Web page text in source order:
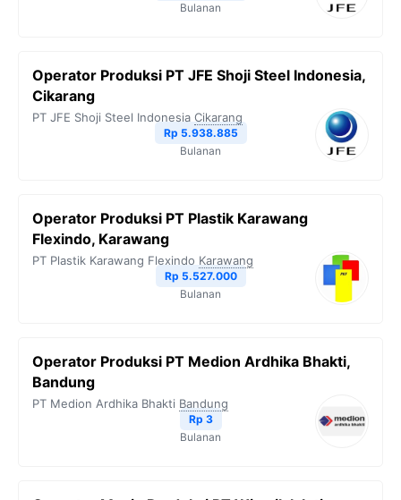
Bulanan
Operator Produksi PT JFE Shoji Steel Indonesia,
Cikarang
PT JFE Shoji Steel Indonesia Cikarang
Rp 5.938.885
Bulanan
Operator Produksi PT Plastik Karawang
Flexindo, Karawang
PT Plastik Karawang Flexindo Karawang
Rp 5.527.000
Bulanan
Operator Produksi PT Medion Ardhika Bhakti,
Bandung
PT Medion Ardhika Bhakti Bandung
Rp 3
Bulanan